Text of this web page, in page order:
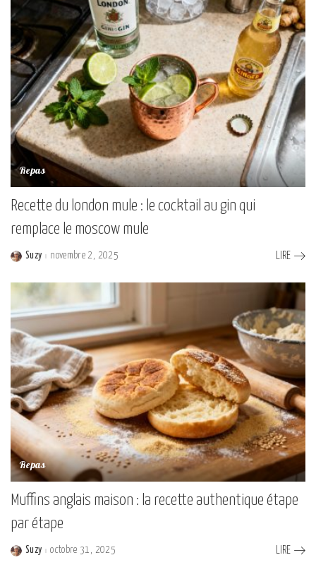
Repas
Recette du london mule : le cocktail au gin qui
remplace le moscow mule
Posted
Suzy novembre 2, 2025 LIRE
Repas
Muffins anglais maison : la recette authentique étape
par étape
Posted
Suzy octobre 31, 2025 LIRE